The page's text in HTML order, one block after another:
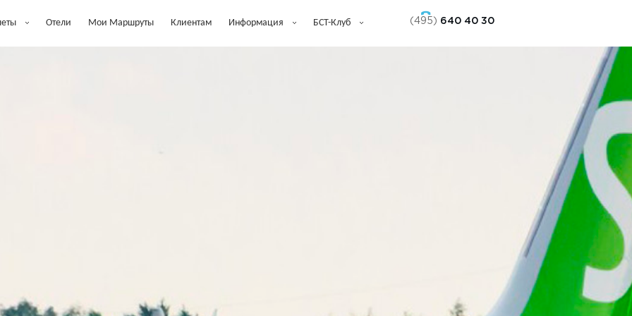
Отели Мои Маршруты Клиентам Информация БСТ-Клуб (495) 640 40 30